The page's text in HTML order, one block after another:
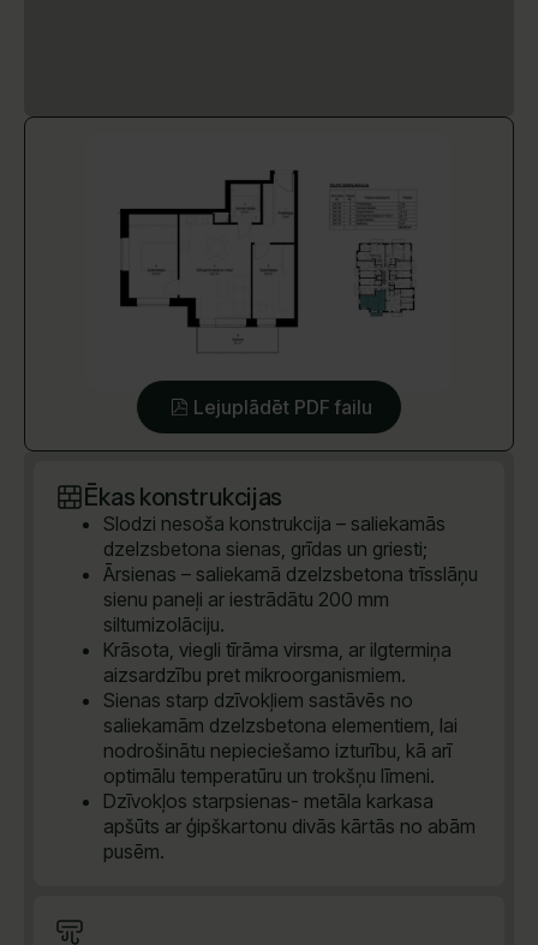
Lejuplādēt PDF failu
Ēkas konstrukcijas
Slodzi nesoša konstrukcija – saliekamās
dzelzsbetona sienas, grīdas un griesti;
Ārsienas – saliekamā dzelzsbetona trīsslāņu
sienu paneļi ar iestrādātu 200 mm
siltumizolāciju.
Krāsota, viegli tīrāma virsma, ar ilgtermiņa
aizsardzību pret mikroorganismiem.
Sienas starp dzīvokļiem sastāvēs no
saliekamām dzelzsbetona elementiem, lai
nodrošinātu nepieciešamo izturību, kā arī
optimālu temperatūru un trokšņu līmeni.
Dzīvokļos starpsienas- metāla karkasa
apšūts ar ģipškartonu divās kārtās no abām
pusēm.